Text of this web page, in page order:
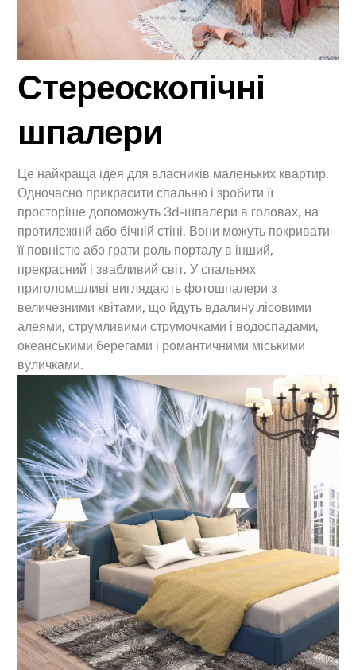
Стереоскопічні
шпалери
Це найкраща ідея для власників маленьких квартир.
Одночасно прикрасити спальню і зробити її
просторіше допоможуть 3d-шпалери в головах, на
протилежній або бічній стіні. Вони можуть покривати
її повністю або грати роль порталу в інший,
прекрасний і звабливий світ. У спальнях
приголомшливі виглядають фотошпалери з
величезними квітами, що йдуть вдалину лісовими
алеями, струмливими струмочками і водоспадами,
океанськими берегами і романтичними міськими
вуличками.
Back
To
Top